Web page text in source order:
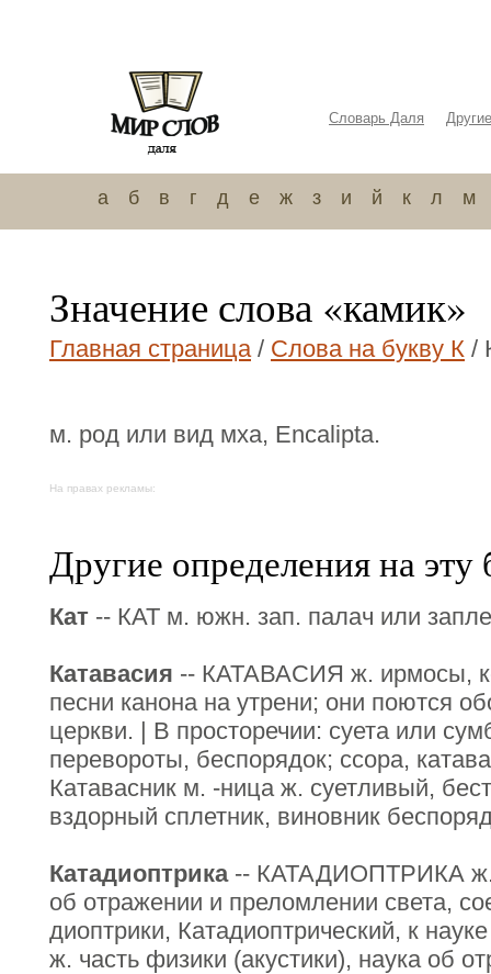
Словарь Даля
а б в г д е ж з и й к л м
Значение слова «камик»
Главная страница/ Слова на букву К /
м. род или вид мха, Еncaliptа.
На правах рекламы:
Другие определения на эту
Кат -- КАТ м. южн. зап. палач или
Катавасия -- КАТАВАСИЯ ж. ирмосы,
песни канона на утрени; они поются
церкви. | В просторечии: суета или
перевороты, беспорядок; ссора,
Катавасник м. -ница ж. суетливый,
вздорный сплетник, виновник
Катадиоптрика-- КАТАДИОПТРИКА ж.
об отражении и преломлении света,
диоптрики, Катадиоптрический, к
ж. часть физики (акустики), наука об